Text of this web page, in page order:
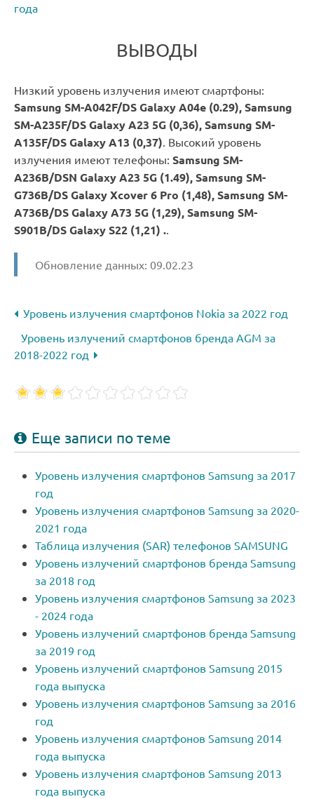
года
ВЫВОДЫ
Низкий уровень излучения имеют смартфоны:
Samsung SM-A042F/DS Galaxy A04e (0.29), Samsung
SM-A235F/DS Galaxy A23 5G (0,36), Samsung SM-
A135F/DS Galaxy A13 (0,37). Высокий уровень
излучения имеют телефоны: Samsung SM-
A236B/DSN Galaxy A23 5G (1.49), Samsung SM-
G736B/DS Galaxy Xcover 6 Pro (1,48), Samsung SM-
A736B/DS Galaxy A73 5G (1,29), Samsung SM-
S901B/DS Galaxy S22 (1,21) ..
Обновление данных: 09.02.23
Уровень излучения смартфонов Nokia за 2022 год
Уровень излучений смартфонов бренда AGM за
2018-2022 год
Еще записи по теме
Уровень излучения смартфонов Samsung за 2017
год
Уровень излучения смартфонов Samsung за 2020-
2021 года
Таблица излучения (SAR) телефонов SAMSUNG
Уровень излучений смартфонов бренда Samsung
за 2018 год
Уровень излучения смартфонов Samsung за 2023
- 2024 года
Уровень излучений смартфонов бренда Samsung
за 2019 год
Уровень излучений смартфонов Samsung 2015
года выпуска
Уровень излучения смартфонов Samsung за 2016
год
Уровень излучения смартфонов Samsung 2014
года выпуска
Уровень излучения смартфонов Samsung 2013
года выпуска